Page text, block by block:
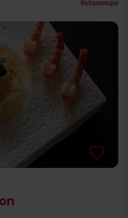
favorite_border